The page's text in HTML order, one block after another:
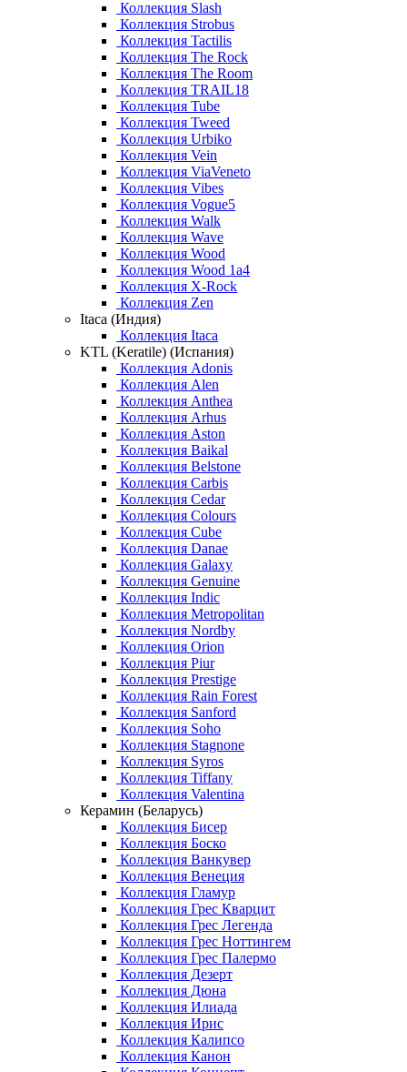
Коллекция Slash
Коллекция Strobus
Коллекция Tactilis
Коллекция The Rock
Коллекция The Room
Коллекция TRAIL18
Коллекция Tube
Коллекция Tweed
Коллекция Urbiko
Коллекция Vein
Коллекция ViaVeneto
Коллекция Vibes
Коллекция Vogue5
Коллекция Walk
Коллекция Wave
Коллекция Wood
Коллекция Wood 1a4
Коллекция X-Rock
Коллекция Zen
Itaca (Индия)
Коллекция Itaca
KTL (Keratile) (Испания)
Коллекция Adonis
Коллекция Alen
Коллекция Anthea
Коллекция Arhus
Коллекция Aston
Коллекция Baikal
Коллекция Belstone
Коллекция Carbis
Коллекция Cedar
Коллекция Colours
Коллекция Cube
Коллекция Danae
Коллекция Galaxy
Коллекция Genuine
Коллекция Indic
Коллекция Metropolitan
Коллекция Nordby
Коллекция Orion
Коллекция Piur
Коллекция Prestige
Коллекция Rain Forest
Коллекция Sanford
Коллекция Soho
Коллекция Stagnone
Коллекция Syros
Коллекция Tiffany
Коллекция Valentina
Керамин (Беларусь)
Коллекция Бисер
Коллекция Боско
Коллекция Ванкувер
Коллекция Венеция
Коллекция Гламур
Коллекция Грес Кварцит
Коллекция Грес Легенда
Коллекция Грес Ноттингем
Коллекция Грес Палермо
Коллекция Дезерт
Коллекция Дюна
Коллекция Илиада
Коллекция Ирис
Коллекция Калипсо
Коллекция Канон